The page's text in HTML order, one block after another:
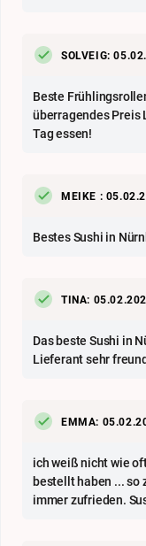
SOLVEIG:
Beste
überragendes Preis
Tag essen!
MEIKE :
Bestes Sushi in
TINA:
Das beste Sushi in
Lieferant sehr
EMMA:
ich weiß nicht wie
bestellt haben ... so
immer zufrieden.